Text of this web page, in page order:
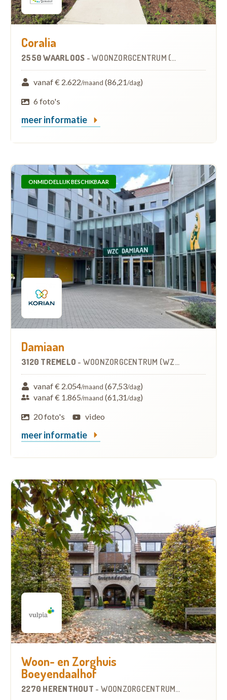
Coralia
2550 WAARLOOS - WOONZORGCENTRUM (WZC)
vanaf € 2.622/maand (86,21/dag)
6 foto's
meer informatie
ONMIDDELLIJK BESCHIKBAAR
Damiaan
3120 TREMELO - WOONZORGCENTRUM (WZC)
vanaf € 2.054/maand (67,53/dag)
vanaf € 1.865/maand (61,31/dag)
20 foto's
video
meer informatie
Woon- en Zorghuis
Boeyendaalhof
2270 HERENTHOUT - WOONZORGCENTRUM (WZC)